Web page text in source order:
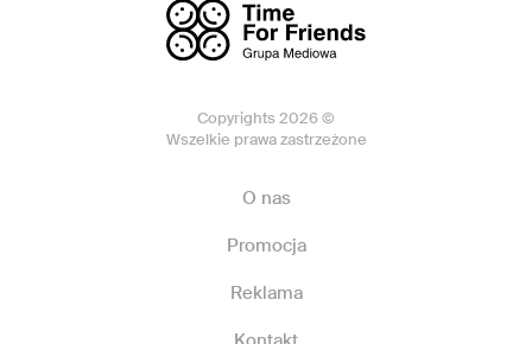
Copyrights 2026 ©
Wszelkie prawa zastrzeżone
O nas
Promocja
Reklama